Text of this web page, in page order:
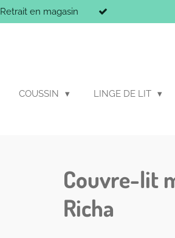
Retrait en magasin
COUSSIN LINGE DE LIT
Couvre-lit
Richa